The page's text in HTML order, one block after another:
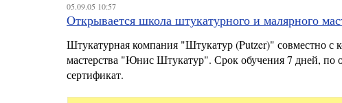
05.09.05 10:57
Открывается школа штукатурного и малярного
Штукатурная компания "Штукатур (Putzer)" совместно с
мастерства "Юнис Штукатур". Срок обучения 7 дней, по
сертификат.